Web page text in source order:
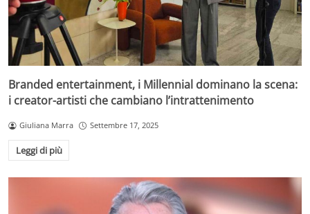
Branded entertainment, i Millennial dominano la scena:
i creator-artisti che cambiano l’intrattenimento
Giuliana Marra Settembre 17, 2025
Leggi di più